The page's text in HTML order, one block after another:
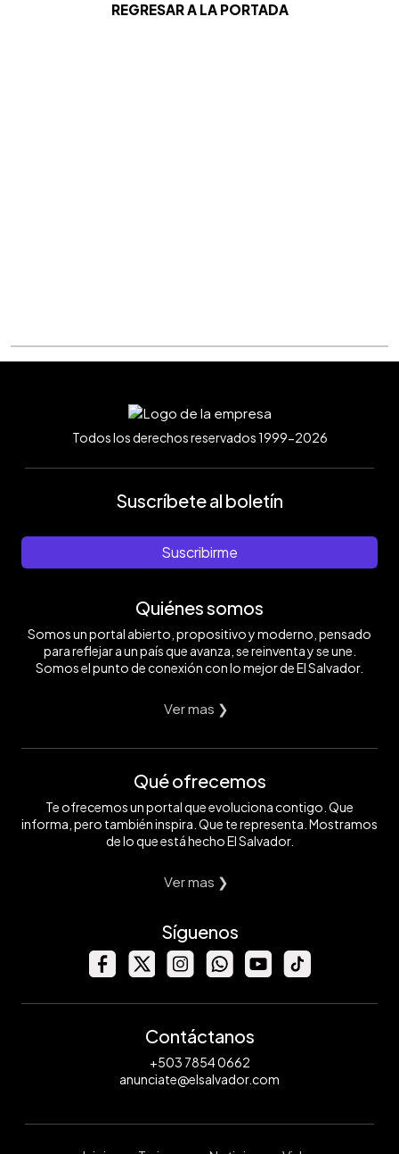
REGRESAR A LA PORTADA
Todos los derechos reservados 1999-2026
Suscríbete al boletín
Suscribirme
Quiénes somos
Somos un portal abierto, propositivo y moderno, pensado
para reflejar a un país que avanza, se reinventa y se une.
Somos el punto de conexión con lo mejor de El Salvador.
Ver mas ❯
Qué ofrecemos
Te ofrecemos un portal que evoluciona contigo. Que
informa, pero también inspira. Que te representa. Mostramos
de lo que está hecho El Salvador.
Ver mas ❯
Síguenos
Contáctanos
+503 7854 0662
anunciate@elsalvador.com